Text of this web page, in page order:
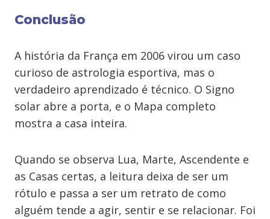
Conclusão
A história da França em 2006 virou um caso
curioso de astrologia esportiva, mas o
verdadeiro aprendizado é técnico. O Signo
solar abre a porta, e o Mapa completo
mostra a casa inteira.
Quando se observa Lua, Marte, Ascendente e
as Casas certas, a leitura deixa de ser um
rótulo e passa a ser um retrato de como
alguém tende a agir, sentir e se relacionar. Foi